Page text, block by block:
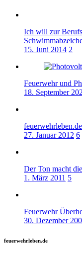
Ich will zur
15. Juni 2014 2
Feuerwehr und
18. September
27. Januar 2012 6
Der Ton macht
1. März 2011 5
Feuerwehr
30. Dezember
feuerwehrleben.de